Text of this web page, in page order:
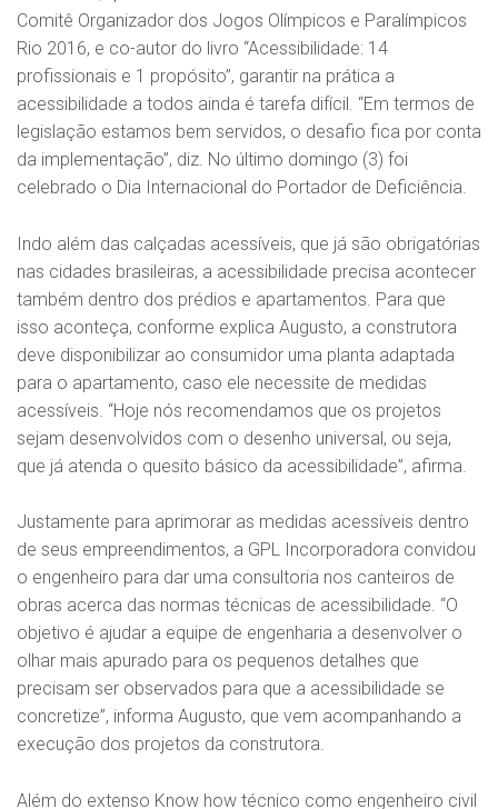
Comitê Organizador dos Jogos Olímpicos e Paralímpicos
Rio 2016, e co-autor do livro “Acessibilidade: 14
profissionais e 1 propósito”, garantir na prática a
acessibilidade a todos ainda é tarefa difícil. “Em termos de
legislação estamos bem servidos, o desafio fica por conta
da implementação”, diz. No último domingo (3) foi
celebrado o Dia Internacional do Portador de Deficiência.
Indo além das calçadas acessíveis, que já são obrigatórias
nas cidades brasileiras, a acessibilidade precisa acontecer
também dentro dos prédios e apartamentos. Para que
isso aconteça, conforme explica Augusto, a construtora
deve disponibilizar ao consumidor uma planta adaptada
para o apartamento, caso ele necessite de medidas
acessíveis. “Hoje nós recomendamos que os projetos
sejam desenvolvidos com o desenho universal, ou seja,
que já atenda o quesito básico da acessibilidade”, afirma.
Justamente para aprimorar as medidas acessíveis dentro
de seus empreendimentos, a GPL Incorporadora convidou
o engenheiro para dar uma consultoria nos canteiros de
obras acerca das normas técnicas de acessibilidade. “O
objetivo é ajudar a equipe de engenharia a desenvolver o
olhar mais apurado para os pequenos detalhes que
precisam ser observados para que a acessibilidade se
concretize”, informa Augusto, que vem acompanhando a
execução dos projetos da construtora.
Além do extenso Know how técnico como engenheiro civil